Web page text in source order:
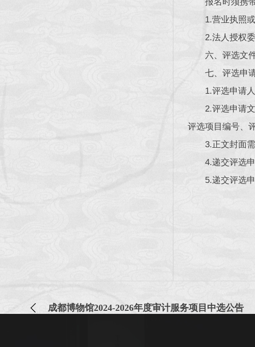
1.营业执照
2.法人授权
六、评选文
七、评选申
1.评选申请
2.评选申请
评选项目编号、
3.正文封面
4.递交评选
5.递交评选
成都博物馆2024-2026年度审计服务项目中选公告